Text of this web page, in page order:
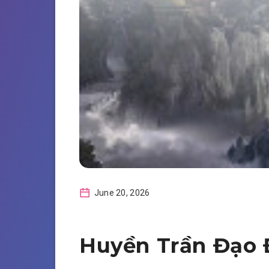
June 20, 2026
Huyền Trần Đạo